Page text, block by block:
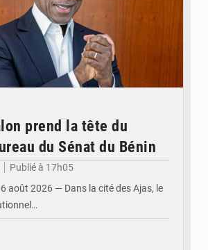
prend la tête du
du Sénat du Bénin
Publié à 17h05
6 août 2026 — Dans la cité des Ajas, le